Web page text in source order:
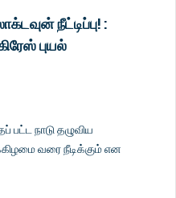
நீட்டிப்பு! :
புயல்
பட்ட நாடு தழுவிய
வரை நீடிக்கும் என